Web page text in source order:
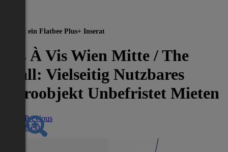
Dies ist ein Flatbee Plus+ Inserat
Vis À Vis Wien Mitte / The
Mall: Vielseitig Nutzbares
Büroobjekt Unbefristet Mieten
Previous
Next